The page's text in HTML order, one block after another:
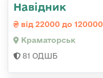
Навідник
від 22000 до
Краматорськ
81 ОДШБ